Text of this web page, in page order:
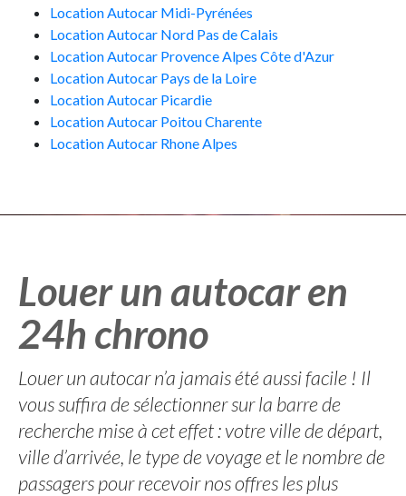
Location Autocar Midi-Pyrénées
Location Autocar Nord Pas de Calais
Location Autocar Provence Alpes Côte d'Azur
Location Autocar Pays de la Loire
Location Autocar Picardie
Location Autocar Poitou Charente
Location Autocar Rhone Alpes
Louer un autocar en
24h chrono
Louer un autocar n’a jamais été aussi facile ! Il
vous suffira de sélectionner sur la barre de
recherche mise à cet effet : votre ville de départ,
ville d’arrivée, le type de voyage et le nombre de
passagers pour recevoir nos offres les plus